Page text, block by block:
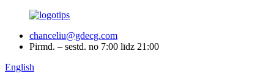
chanceliu@gdecg.com
Pirmd. – sestd. no 7:00 līdz 21:00
English